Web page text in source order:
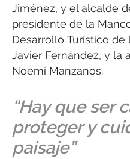
Jiménez, y el alcalde
presidente de la
Desarrollo Turístico de
Javier Fernández, y la
Noemí Manzanos.
“Hay que ser
proteger y
paisaje”